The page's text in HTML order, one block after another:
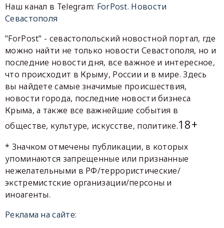
Наш канал в Telegram: ForPost. Новости
Севастополя
"ForPost" - севастопольский новостной портал, где
можно найти не только новости Севастополя, но и
последние новости дня, все важное и интересное,
что происходит в Крыму, России и в мире. Здесь
вы найдете самые значимые происшествия,
новости города, последние новости бизнеса
Крыма, а также все важнейшие события в
обществе, культуре, искусстве, политике.18+
* Значком отмечены публикации, в которых
упоминаются запрещенные или признанные
нежелательными в РФ/террористические/
экстремистские организации/персоны и
иноагенты.
Реклама на сайте: